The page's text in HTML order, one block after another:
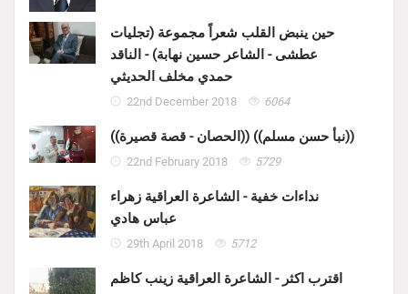
حين ينبض القلب شعراً مجموعة (تجليات
عطشى - الشاعر حسين نهابة) - الناقد
حمدي مخلف الحديثي
22nd December 2018 6064
((الحصان - قصة قصيرة)) ((نبأ حسن مسلم))
22nd February 2018 5729
نداءات خفية - الشاعرة العراقية زهراء
عباس هادي
29th April 2018 5712
اقترب اكثر - الشاعرة العراقية زينب كاظم